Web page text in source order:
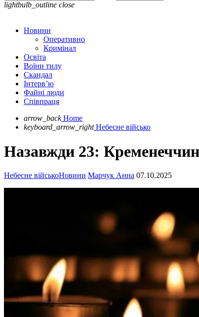
lightbulb_outline close
Новини
Оперативно
Кримінал
Освіта
Воїни тилу
Скандал
Інтерв’ю
Файні люди
Співпраця
arrow_back Home
keyboard_arrow_right Небесне військо
Назавжди 23:
Небесне військоНовини Марчук Анна 07.10.2025